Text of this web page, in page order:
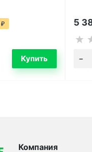
₽ 5
Компания